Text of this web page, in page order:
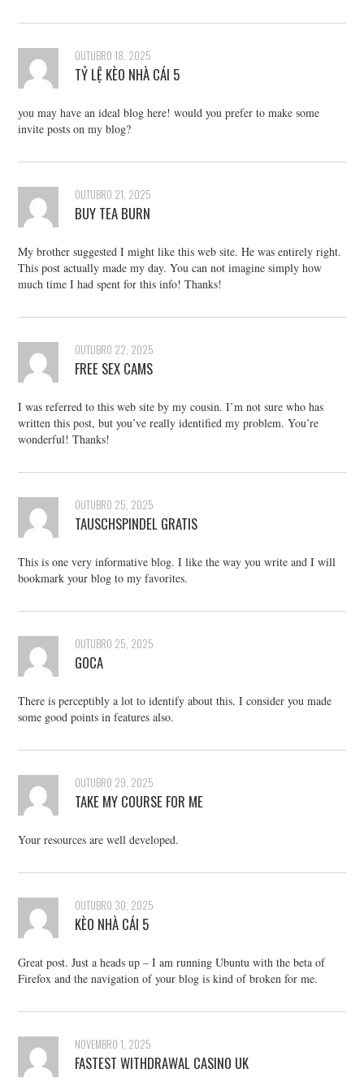
OUTUBRO 18, 2025
TỶ LỆ KÈO NHÀ CÁI 5
you may have an ideal blog here! would you prefer to make some
invite posts on my blog?
OUTUBRO 21, 2025
BUY TEA BURN
My brother suggested I might like this web site. He was entirely right.
This post actually made my day. You can not imagine simply how
much time I had spent for this info! Thanks!
OUTUBRO 22, 2025
FREE SEX CAMS
I was referred to this web site by my cousin. I’m not sure who has
written this post, but you’ve really identified my problem. You’re
wonderful! Thanks!
OUTUBRO 25, 2025
TAUSCHSPINDEL GRATIS
This is one very informative blog. I like the way you write and I will
bookmark your blog to my favorites.
OUTUBRO 25, 2025
GOCA
There is perceptibly a lot to identify about this. I consider you made
some good points in features also.
OUTUBRO 29, 2025
TAKE MY COURSE FOR ME
Your resources are well developed.
OUTUBRO 30, 2025
KÈO NHÀ CÁI 5
Great post. Just a heads up – I am running Ubuntu with the beta of
Firefox and the navigation of your blog is kind of broken for me.
NOVEMBRO 1, 2025
FASTEST WITHDRAWAL CASINO UK